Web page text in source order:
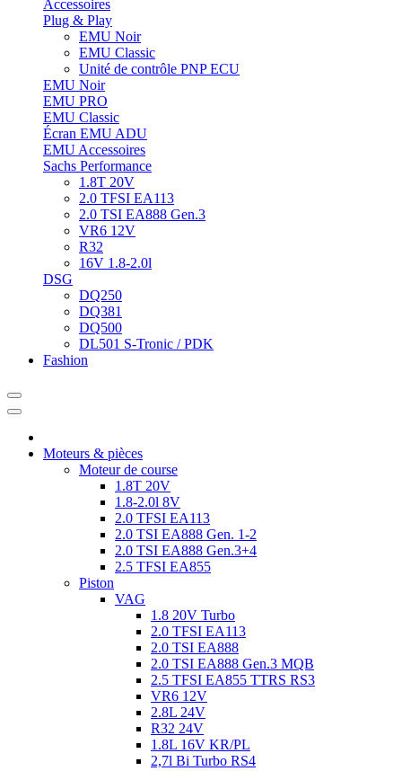
Accessoires
Plug & Play
EMU Noir
EMU Classic
Unité de contrôle PNP ECU
EMU Noir
EMU PRO
EMU Classic
Écran EMU ADU
EMU Accessoires
Sachs Performance
1.8T 20V
2.0 TFSI EA113
2.0 TSI EA888 Gen.3
VR6 12V
R32
16V 1.8-2.0l
DSG
DQ250
DQ381
DQ500
DL501 S-Tronic / PDK
Fashion
Moteurs & pièces
Moteur de course
1.8T 20V
1.8-2.0l 8V
2.0 TFSI EA113
2.0 TSI EA888 Gen. 1-2
2.0 TSI EA888 Gen.3+4
2.5 TFSI EA855
Piston
VAG
1.8 20V Turbo
2.0 TFSI EA113
2.0 TSI EA888
2.0 TSI EA888 Gen.3 MQB
2.5 TFSI EA855 TTRS RS3
VR6 12V
2.8L 24V
R32 24V
1.8L 16V KR/PL
2,7l Bi Turbo RS4